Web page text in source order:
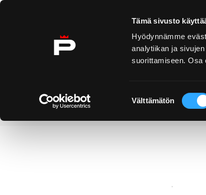
Tämä sivusto
Hyödynnämme
analytiikan ja
suorittamiseen. Osa
valinta
Välttämätön
Ohita sisältö
Etusivu